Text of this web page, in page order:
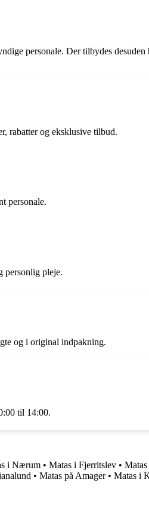
personale. Der tilbydes
rabatter og eksklusive tilbud.
personale.
personlig pleje.
og i original indpakning.
til 14:00.
i Nærum • Matas i Fjerritslev •
• Matas på Amager• Matas i